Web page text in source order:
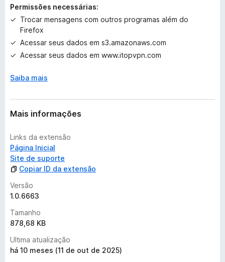
m
v
l
i
ç
e
Permissões necessárias:
Trocar mensagens com outros programas além do
Firefox
Acessar seus dados em s3.amazonaws.com
Acessar seus dados em www.itopvpn.com
Saiba mais
Mais informações
Links da extensão
Página Inicial
Site de suporte
Copiar ID da extensão
Versão
1.0.6663
Tamanho
878,68 KB
Ultima atualização
há 10 meses (11 de out de 2025)